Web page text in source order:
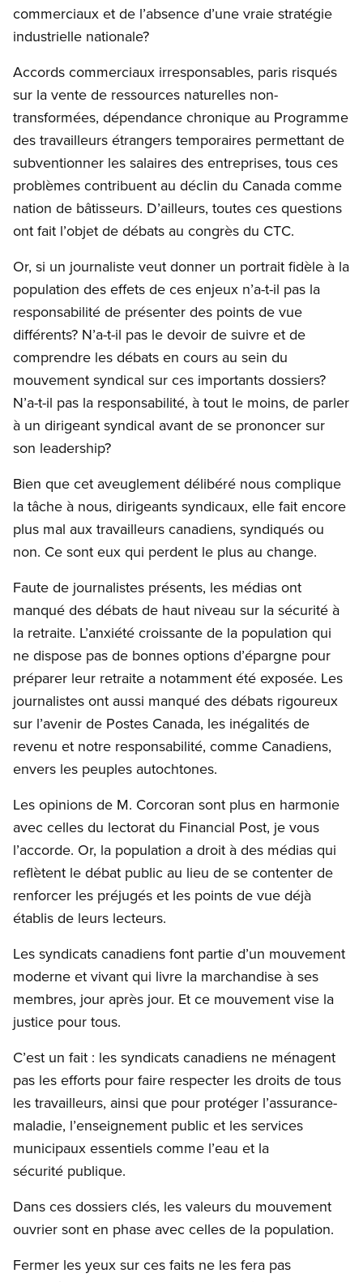
commerciaux et de l’absence d’une vraie stratégie
industrielle nationale?
Accords commerciaux irresponsables, paris risqués
sur la vente de ressources naturelles non-
transformées, dépendance chronique au Programme
des travailleurs étrangers temporaires permettant de
subventionner les salaires des entreprises, tous ces
problèmes contribuent au déclin du Canada comme
nation de bâtisseurs. D’ailleurs, toutes ces questions
ont fait l’objet de débats au congrès du CTC.
Or, si un journaliste veut donner un portrait fidèle à la
population des effets de ces enjeux n’a-t-il pas la
responsabilité de présenter des points de vue
différents? N’a-t-il pas le devoir de suivre et de
comprendre les débats en cours au sein du
mouvement syndical sur ces importants dossiers?
N’a-t-il pas la responsabilité, à tout le moins, de parler
à un dirigeant syndical avant de se prononcer sur
son leadership?
Bien que cet aveuglement délibéré nous complique
la tâche à nous, dirigeants syndicaux, elle fait encore
plus mal aux travailleurs canadiens, syndiqués ou
non. Ce sont eux qui perdent le plus au change.
Faute de journalistes présents, les médias ont
manqué des débats de haut niveau sur la sécurité à
la retraite. L’anxiété croissante de la population qui
ne dispose pas de bonnes options d’épargne pour
préparer leur retraite a notamment été exposée. Les
journalistes ont aussi manqué des débats rigoureux
sur l’avenir de Postes Canada, les inégalités de
revenu et notre responsabilité, comme Canadiens,
envers les peuples autochtones.
Les opinions de M. Corcoran sont plus en harmonie
avec celles du lectorat du Financial Post, je vous
l’accorde. Or, la population a droit à des médias qui
reflètent le débat public au lieu de se contenter de
renforcer les préjugés et les points de vue déjà
établis de leurs lecteurs.
Les syndicats canadiens font partie d’un mouvement
moderne et vivant qui livre la marchandise à ses
membres, jour après jour. Et ce mouvement vise la
justice pour tous.
C’est un fait : les syndicats canadiens ne ménagent
pas les efforts pour faire respecter les droits de tous
les travailleurs, ainsi que pour protéger l’assurance-
maladie, l’enseignement public et les services
municipaux essentiels comme l’eau et la
sécurité publique.
Dans ces dossiers clés, les valeurs du mouvement
ouvrier sont en phase avec celles de la population.
Fermer les yeux sur ces faits ne les fera pas